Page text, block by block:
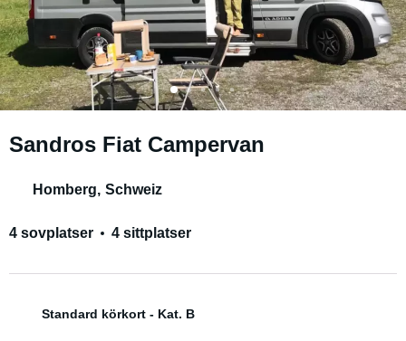
Sandros Fiat Campervan
Homberg, Schweiz
4 sovplatser 4 sittplatser
Standard körkort - Kat. B